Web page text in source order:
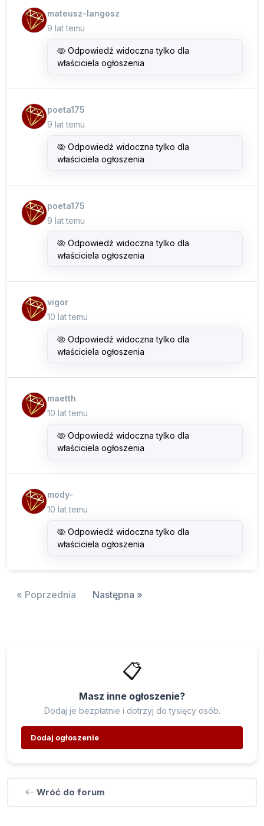
mateusz-langosz
9 lat temu
Odpowiedź widoczna tylko dla
właściciela ogłoszenia
poeta175
9 lat temu
Odpowiedź widoczna tylko dla
właściciela ogłoszenia
poeta175
9 lat temu
Odpowiedź widoczna tylko dla
właściciela ogłoszenia
vigor
10 lat temu
Odpowiedź widoczna tylko dla
właściciela ogłoszenia
maetth
10 lat temu
Odpowiedź widoczna tylko dla
właściciela ogłoszenia
mody-
10 lat temu
Odpowiedź widoczna tylko dla
właściciela ogłoszenia
« Poprzednia Następna »
📋
Masz inne ogłoszenie?
Dodaj je bezpłatnie i dotrzyj do tysięcy osób.
Dodaj ogłoszenie
Wróć do forum